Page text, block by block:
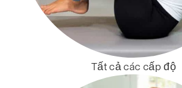
Tất cả các cấp độ